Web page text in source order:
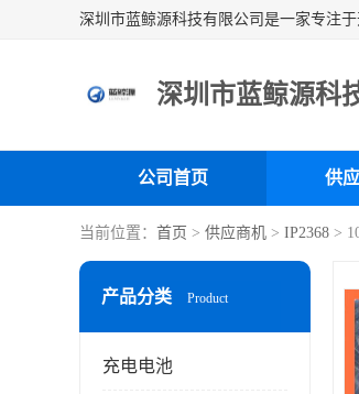
深圳市蓝鲸源科
公司首页 供
当前位置： 首页 > 供应商机 > IP2368 >
产品分类 Product
充电电池